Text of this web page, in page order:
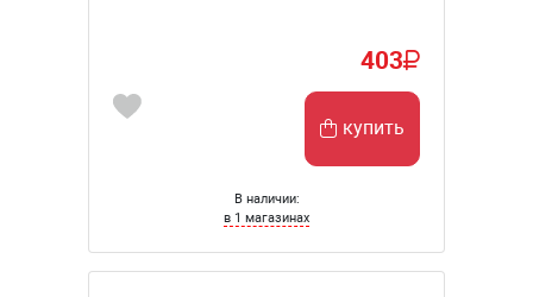
403
купить
В наличии:
в 1 магазинах